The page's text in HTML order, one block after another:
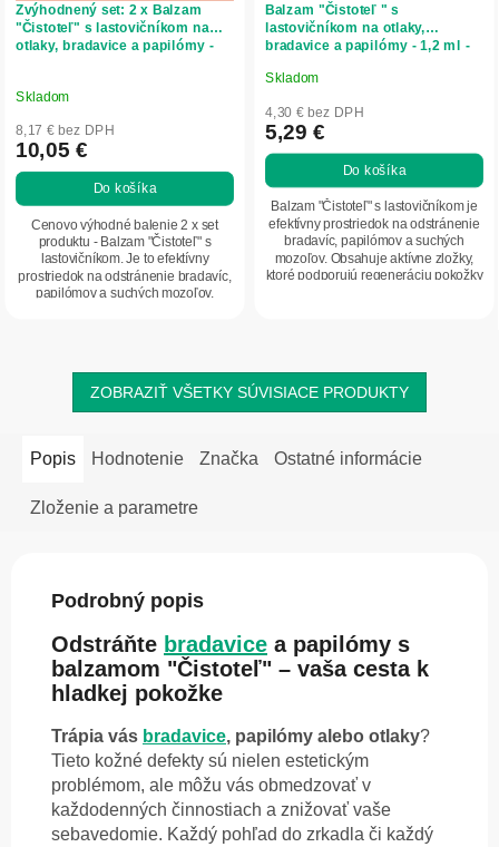
Zvýhodnený set: 2 x Balzam
"Čistoteľ" s lastovičníkom na
otlaky, bradavice a papilómy -
Skladom
8,17 € bez DPH
10,05 €
Do košíka
Cenovo výhodné balenie 2 x set
produktu - Balzam "Čistoteľ" s
lastovičníkom. Je to efektívny
prostriedok na odstránenie bradavíc,
papilómov a suchých mozoľov.
Balzam "Čistoteľ " s
lastovičníkom na otlaky,
bradavice a papilómy - 1,2 ml -
Priemerné
hodnotenie
produktu
je
5,0
z
5
hviezdičiek.
Skladom
4,30 € bez DPH
5,29 €
Do košíka
Balzam "Čistoteľ" s lastovičníkom je
efektívny prostriedok na odstránenie
bradavíc, papilómov a suchých
mozoľov. Obsahuje aktívne zložky,
ktoré podporujú regeneráciu pokožky
ZOBRAZIŤ VŠETKY SÚVISIACE PRODUKTY
Popis Hodnotenie Značka Ostatné informácie
Zloženie a parametre
Podrobný popis
Odstráňte bradavice a papilómy s
balzamom "Čistoteľ" – vaša cesta k
hladkej pokožke
Trápia vás bradavice, papilómy alebo otlaky?
Tieto kožné defekty sú nielen estetickým
problémom, ale môžu vás obmedzovať v
každodenných činnostiach a znižovať vaše
sebavedomie. Každý pohľad do zrkadla či každý